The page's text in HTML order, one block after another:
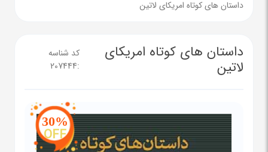
داستان های کوتاه امریکای لاتین
داستان های کوتاه امریکای
لاتین
کد شناسه
:
207444
30%
OFF